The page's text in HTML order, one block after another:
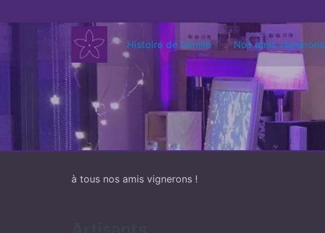
Histoire de famille Nos amis vignerons
à tous nos amis vignerons !